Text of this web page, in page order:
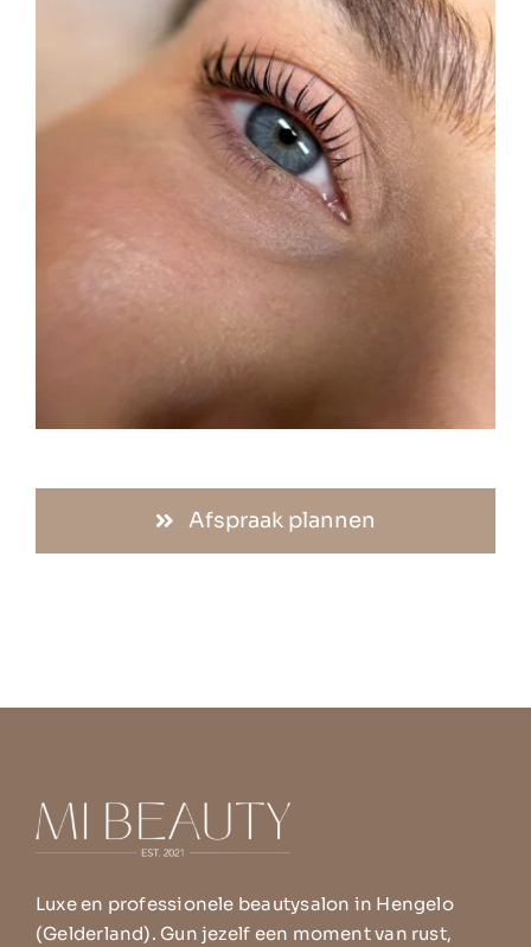
Afspraak plannen
Luxe en professionele beautysalon in Hengelo
(Gelderland). Gun jezelf een moment van rust,